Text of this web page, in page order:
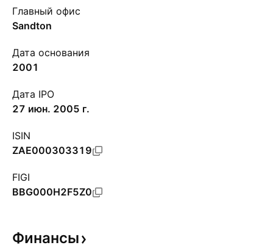
Главный офис
Sandton
Дата основания
2001
Дата IPO
27 июн. 2005 г.
ISIN
ZAE000303319
FIGI
BBG000H2F5Z0
Финансы